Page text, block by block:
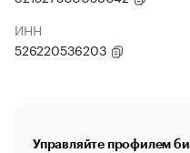
ИНН
526220536203
Управляйте профилем